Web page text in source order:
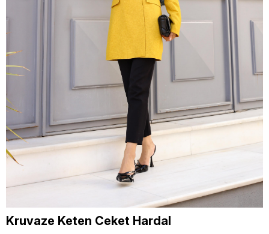
Kruvaze Keten Ceket Hardal